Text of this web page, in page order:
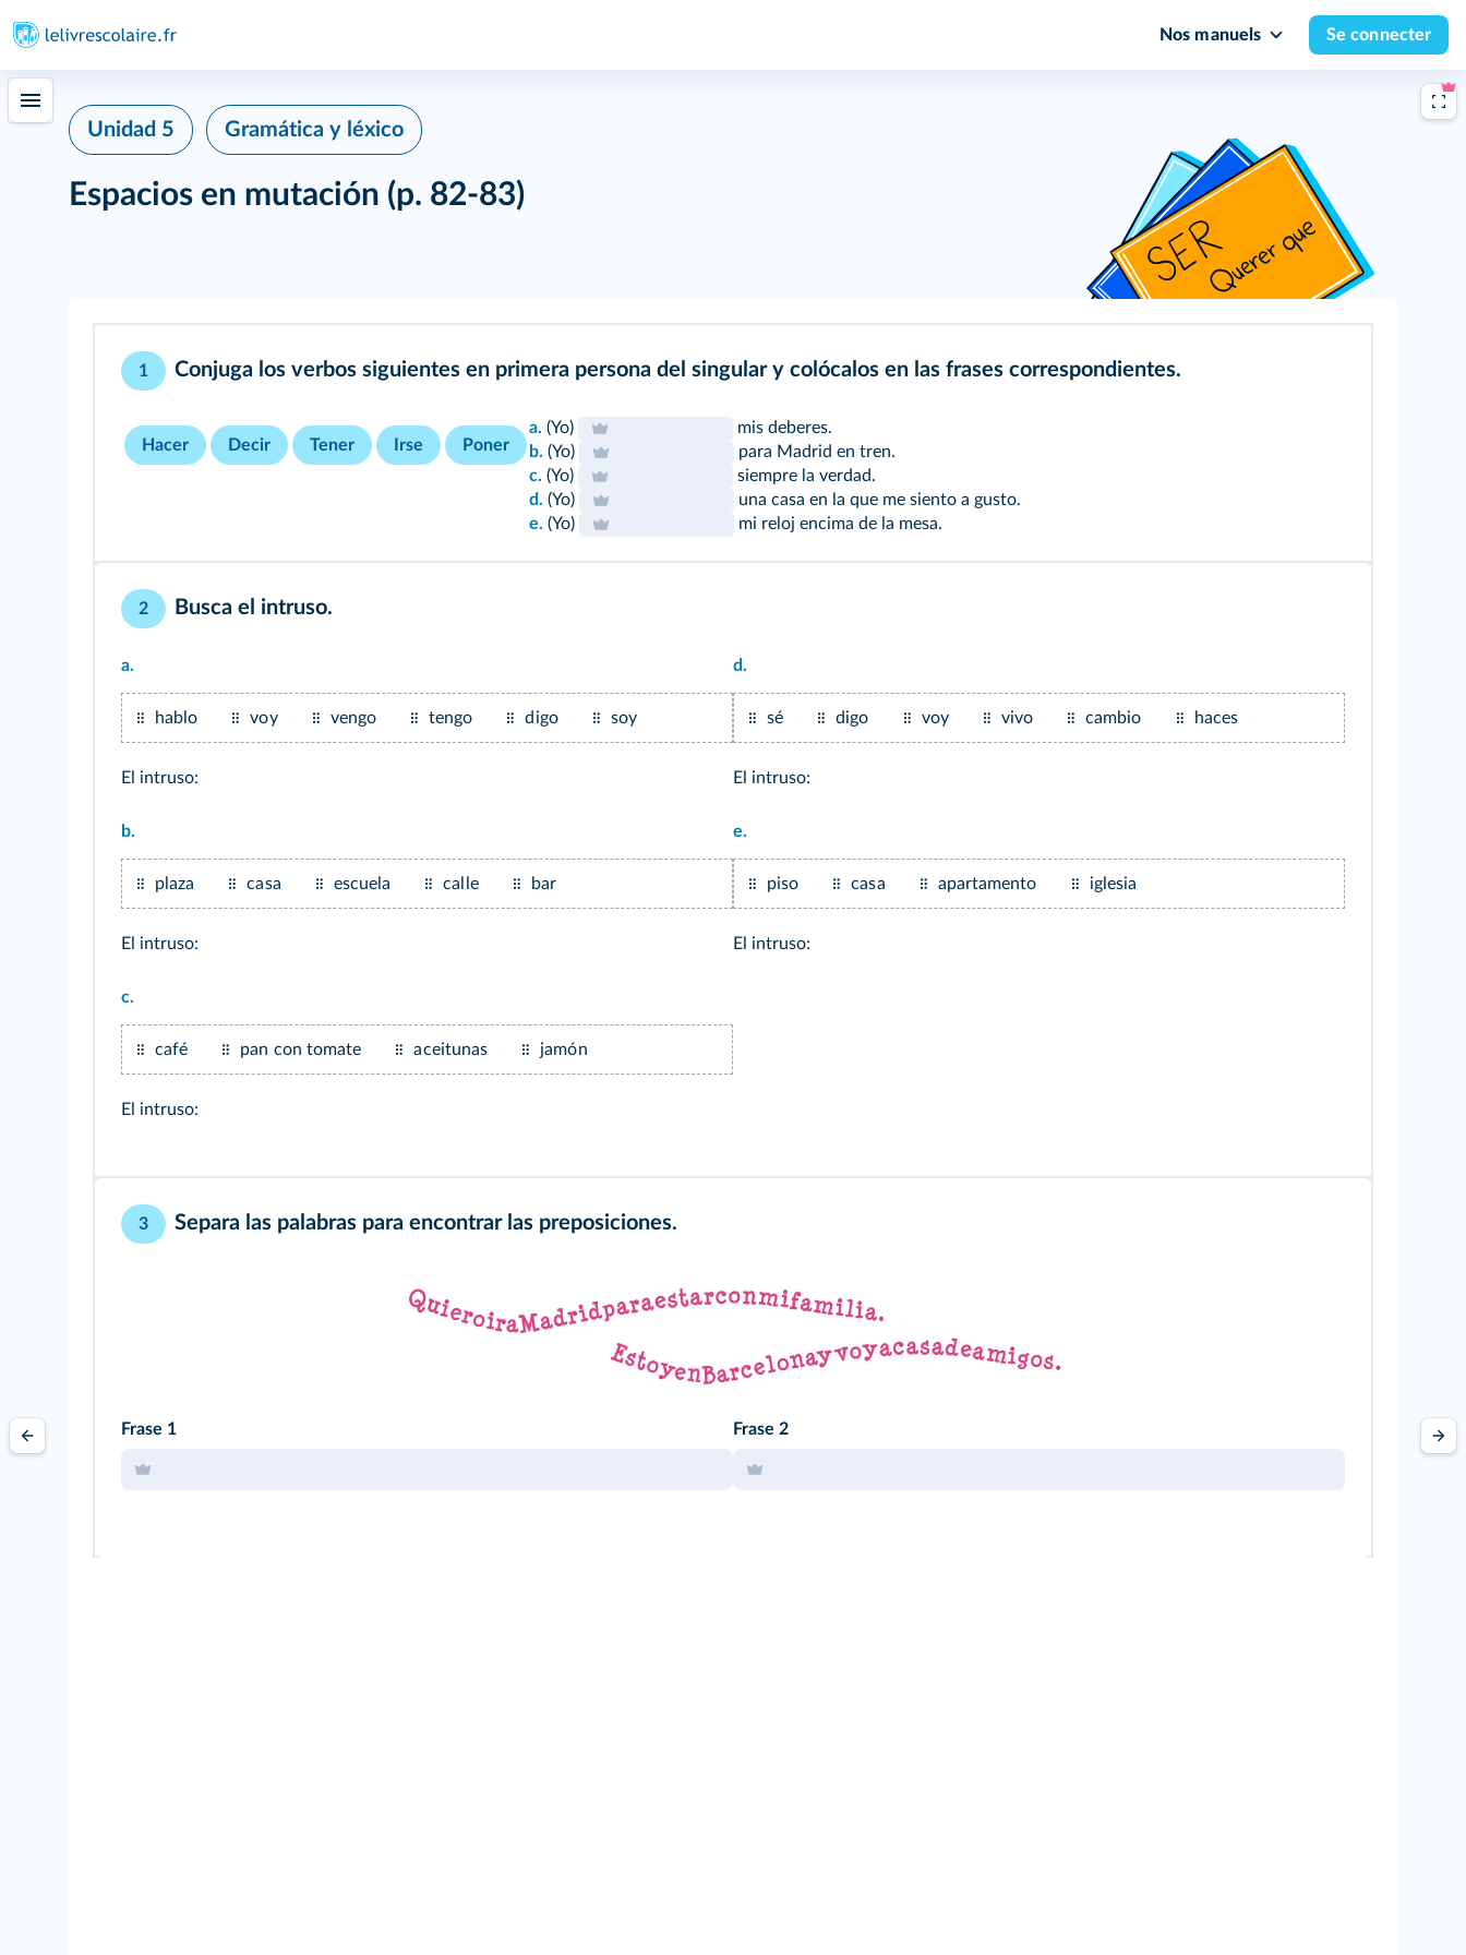
Nos manuels Se connecter
Unidad 5 Gramática y léxico
Espacios en mutación (p. 82-83)
1 Conjuga los verbos siguientes en primera persona del singular y colócalos en las frases correspondientes.
Hacer Decir Tener Irse Poner
a. (Yo)
mis deberes.
b. (Yo)
para Madrid en tren.
c. (Yo)
siempre la verdad.
d. (Yo)
una casa en la que me siento a gusto.
e. (Yo) mi reloj encima de la mesa.
2 Busca el intruso.
a.
hablo voy vengo tengo digo soy
El intruso:
b.
plaza casa escuela calle bar
El intruso:
c.
café pan con tomate aceitunas jamón
El intruso:
d.
sé digo voy vivo cambio haces
El intruso:
e.
piso casa apartamento iglesia
El intruso:
3 Separa las palabras para encontrar las preposiciones.
Frase 1 Frase 2